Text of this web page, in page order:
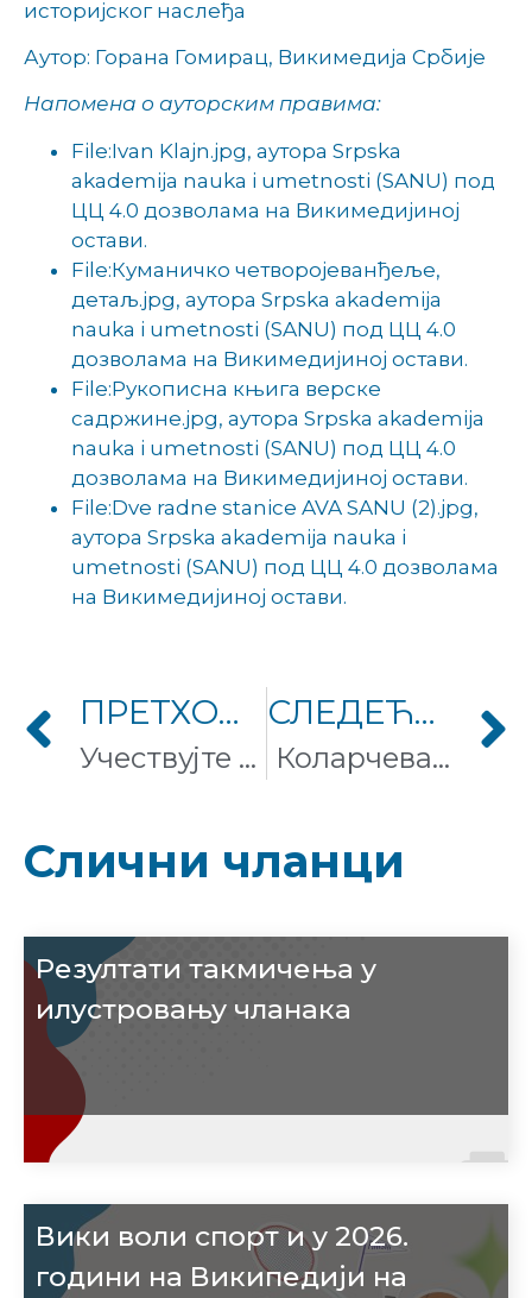
историјског наслеђа
Аутор: Горана Гомирац, Викимедија Србије
Напомена о ауторским правима:
File:Ivan Klajn.jpg, аутора Srpska
akademija nauka i umetnosti (SANU) под
ЦЦ 4.0 дозволама на Викимедијиној
остави.
File:Куманичко четворојеванђеље,
детаљ.jpg, аутора Srpska akademija
nauka i umetnosti (SANU) под ЦЦ 4.0
дозволама на Викимедијиној остави.
File:Рукописна књига верске
садржине.jpg, аутора Srpska akademija
nauka i umetnosti (SANU) под ЦЦ 4.0
дозволама на Викимедијиној остави.
File:Dve radne stanice AVA SANU (2).jpg,
аутора Srpska akademija nauka i
umetnosti (SANU) под ЦЦ 4.0 дозволама
на Викимедијиној остави.
ПРЕТХОДНИ ЧЛАНАК
Учествујте на међународном такмичењу на Википодацима поводом Међународног дана музеја!
СЛЕДЕЋИ ЧЛАНАК
Коларчева задужбина у пуном сјају Википедијанца стажисте!
Слични чланци
Резултати такмичења у
илустровању чланака
Вики воли спорт и у 2026.
години на Википедији на